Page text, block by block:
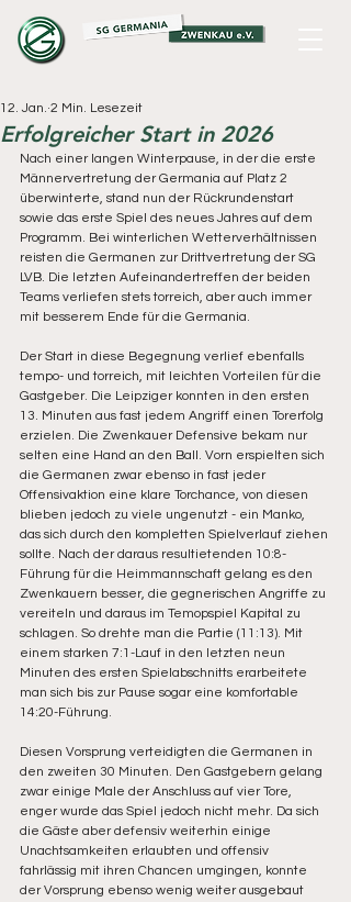
Erfolgreicher Start in 2026
12. Jan. 2 Min. Lesezeit
Nach einer langen Winterpause, in der die erste
Männervertretung der Germania auf Platz 2
überwinterte, stand nun der Rückrundenstart
sowie das erste Spiel des neues Jahres auf dem
Programm. Bei winterlichen Wetterverhältnissen
reisten die Germanen zur Drittvertretung der SG
LVB. Die letzten Aufeinandertreffen der beiden
Teams verliefen stets torreich, aber auch immer
mit besserem Ende für die Germania.
Der Start in diese Begegnung verlief ebenfalls
tempo- und torreich, mit leichten Vorteilen für die
Gastgeber. Die Leipziger konnten in den ersten
13. Minuten aus fast jedem Angriff einen Torerfolg
erzielen. Die Zwenkauer Defensive bekam nur
selten eine Hand an den Ball. Vorn erspielten sich
die Germanen zwar ebenso in fast jeder
Offensivaktion eine klare Torchance, von diesen
blieben jedoch zu viele ungenutzt - ein Manko,
das sich durch den kompletten Spielverlauf ziehen
sollte. Nach der daraus resultietenden 10:8-
Führung für die Heimmannschaft gelang es den
Zwenkauern besser, die gegnerischen Angriffe zu
vereiteln und daraus im Temopspiel Kapital zu
schlagen. So drehte man die Partie (11:13). Mit
einem starken 7:1-Lauf in den letzten neun
Minuten des ersten Spielabschnitts erarbeitete
man sich bis zur Pause sogar eine komfortable
14:20-Führung.
Diesen Vorsprung verteidigten die Germanen in
den zweiten 30 Minuten. Den Gastgebern gelang
zwar einige Male der Anschluss auf vier Tore,
enger wurde das Spiel jedoch nicht mehr. Da sich
die Gäste aber defensiv weiterhin einige
Unachtsamkeiten erlaubten und offensiv
fahrlässig mit ihren Chancen umgingen, konnte
der Vorsprung ebenso wenig weiter ausgebaut